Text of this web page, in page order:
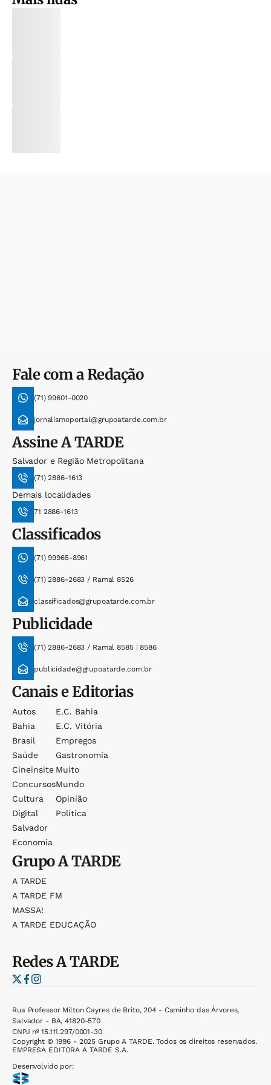
Fale com a Redação
(71) 99601-0020
jornalismoportal@grupoatarde.com.br
AssineA TARDE
Salvador e Região Metropolitana
(71) 2886-1613
Demais localidades
71 2886-1613
Classificados
(71) 99965-8961
(71) 2886-2683 / Ramal 8526
classificados@grupoatarde.com.br
Publicidade
(71) 2886-2683 / Ramal 8585 | 8586
publicidade@grupoatarde.com.br
Canais e Editorias
Autos
Bahia
Brasil
Saúde
Cineinsite
Concursos
Cultura
Digital
Salvador
Economia
E.c. Bahia
E.c. Vitória
Empregos
Gastronomia
Muito
Mundo
Opinião
Política
GrupoA TARDE
A TARDE
A TARDE FM
MASSA!
A TARDE EDUCAÇÃO
RedesA TARDE
Rua Professor Milton Cayres de Brito, 204 - Caminho das Árvores,
Salvador - BA, 41820-570
CNPJ nº 15.111.297/0001-30
Copyright © 1996 - 2025 Grupo A TARDE. Todos os direitos reservados.
EMPRESA EDITORA A TARDE S.A.
Desenvolvido por: